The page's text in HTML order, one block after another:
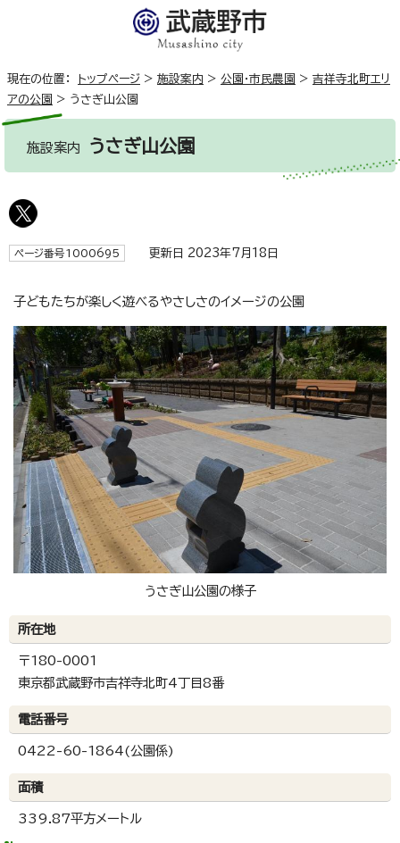
現在の位置： トップページ > 施設案内 > 公園・市民農園 > 吉祥寺北町エリ
アの公園 > うさぎ山公園
施設案内 うさぎ山公園
ページ番号1000695 更新日 2023年7月18日
子どもたちが楽しく遊べるやさしさのイメージの公園
うさぎ山公園の様子
所在地
〒180-0001
東京都武蔵野市吉祥寺北町4丁目8番
電話番号
0422-60-1864(公園係)
面積
339.87平方メートル